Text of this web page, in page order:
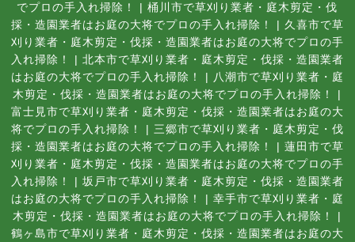
でプロの手入れ掃除！
| 桶川市で草刈り業者・庭木剪定・伐
採・造園業者はお庭の大将でプロの手入れ掃除！
| 久喜市で草
刈り業者・庭木剪定・伐採・造園業者はお庭の大将でプロの手
入れ掃除！
| 北本市で草刈り業者・庭木剪定・伐採・造園業者
はお庭の大将でプロの手入れ掃除！
| 八潮市で草刈り業者・庭
木剪定・伐採・造園業者はお庭の大将でプロの手入れ掃除！
|
富士見市で草刈り業者・庭木剪定・伐採・造園業者はお庭の大
将でプロの手入れ掃除！
| 三郷市で草刈り業者・庭木剪定・伐
採・造園業者はお庭の大将でプロの手入れ掃除！
| 蓮田市で草
刈り業者・庭木剪定・伐採・造園業者はお庭の大将でプロの手
入れ掃除！
| 坂戸市で草刈り業者・庭木剪定・伐採・造園業者
はお庭の大将でプロの手入れ掃除！
| 幸手市で草刈り業者・庭
木剪定・伐採・造園業者はお庭の大将でプロの手入れ掃除！
|
鶴ヶ島市で草刈り業者・庭木剪定・伐採・造園業者はお庭の大